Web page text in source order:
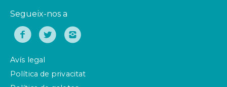
Segueix-nos a
Avís legal
Política de privacitat